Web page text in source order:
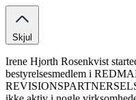
Skjul
Irene Hjorth Rosenkvist
bestyrelsesmedlem i